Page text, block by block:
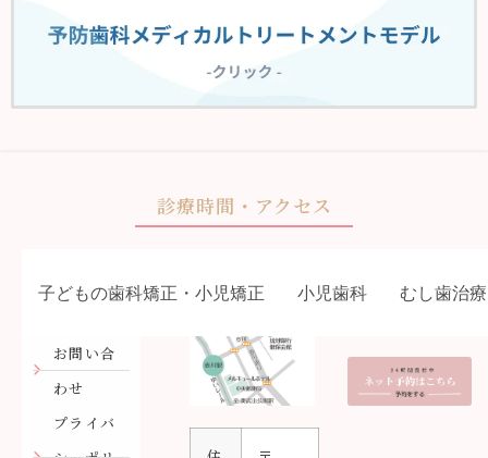
診療時間・アクセス
子どもの歯科矯正・小児矯正 小児歯科 むし歯治療
お問い合
わせ
プライバ